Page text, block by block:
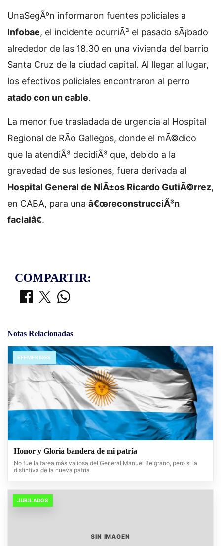
UnaSegÃºn informaron fuentes policiales a
Infobae, el incidente ocurriÃ³ el pasado sÃ¡bado
alrededor de las 18.30 en una vivienda del barrio
Santa Cruz de la ciudad capital. Al llegar al lugar,
los efectivos policiales encontraron al perro
atado con un cable.
La menor fue trasladada de urgencia al Hospital
Regional de RÃ­o Gallegos, donde el mÃ©dico
que la atendiÃ³ decidiÃ³ que, debido a la
gravedad de sus lesiones, fuera derivada al
Hospital General de NiÃ±os Ricardo GutiÃ©rrez,
en CABA, para una â€œreconstrucciÃ³n
facialâ€.
COMPARTIR:
Notas Relacionadas
EFEMERIDES
Honor y Gloria bandera de mi patria
No fue la tarea más valiosa del General Manuel Belgrano, pero si la
distintiva de la nueva patria
JUBILADOS
SIN IMAGEN